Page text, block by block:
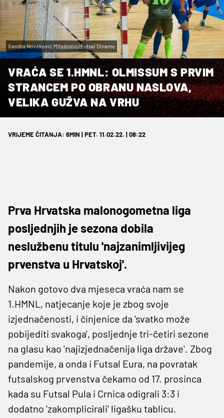
Sandra Novaković Milašinčić/Futsal Dinamo
VRAĆA SE 1.HMNL: OLMISSUM S PRVIM
STRANCEM PO OBRANU NASLOVA,
VELIKA GUŽVA NA VRHU
VRIJEME ČITANJA: 6MIN | PET. 11.02.22. | 08:22
Prva Hrvatska malonogometna liga
posljednjih je sezona dobila
neslužbenu titulu 'najzanimljivijeg
prvenstva u Hrvatskoj'.
Nakon gotovo dva mjeseca vraća nam se
1.HMNL, natjecanje koje je zbog svoje
izjednačenosti, i činjenice da 'svatko može
pobijediti svakoga', posljednje tri-četiri sezone
na glasu kao 'najizjednačenija liga države'. Zbog
pandemije, a onda i Futsal Eura, na povratak
futsalskog prvenstva čekamo od 17. prosinca
kada su Futsal Pula i Crnica odigrali 3:3 i
dodatno 'zakomplicirali' ligašku tablicu.